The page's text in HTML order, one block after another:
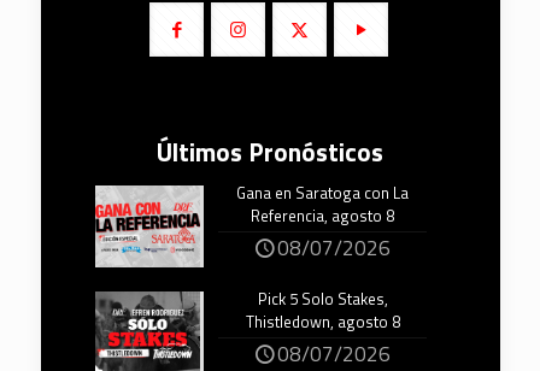
Últimos Pronósticos
Gana en Saratoga con La
Referencia, agosto 8
08/07/2026
Pick 5 Solo Stakes,
Thistledown, agosto 8
08/07/2026